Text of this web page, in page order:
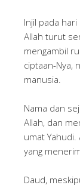
Injil pada
Allah turut
mengambil
ciptaan-Nya,
manusia.
Nama dan
Allah, dan
umat
yang
Daud,